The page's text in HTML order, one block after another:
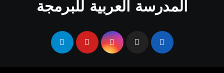
المدرسة العربية للبرمجة